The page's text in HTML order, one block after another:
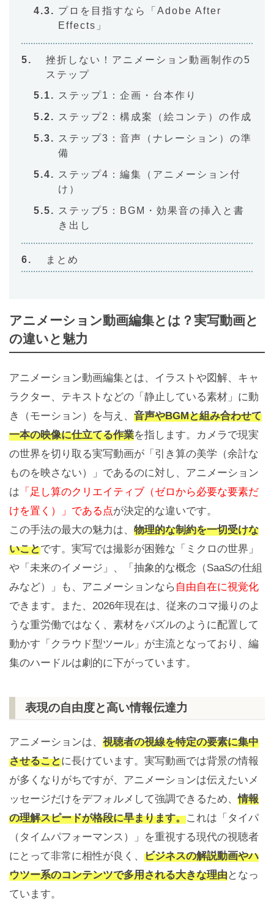
プロを目指すなら「Adobe After
Effects」
挫折しない！アニメーション動画制作の5
ステップ
ステップ1：企画・台本作り
ステップ2：構成案（絵コンテ）の作成
ステップ3：音声（ナレーション）の準
備
ステップ4：編集（アニメーション付
け）
ステップ5：BGM・効果音の挿入と書
き出し
まとめ
アニメーション動画編集とは？実写動画と
の違いと魅力
アニメーション動画編集とは、イラストや図解、キャ
ラクター、テキストなどの「静止している素材」に動
き（モーション）を与え、 音声やBGMと組み合わせて
一本の映像に仕立てる作業を指します。カメラで現実
の世界を切り取る実写動画が「引き算の美学（余計な
ものを映さない）」であるのに対し、アニメーション
は 「足し算のクリエイティブ（ゼロから必要な要素だ
けを置く）」である点が決定的な違いです。
この手法の最大の魅力は、 物理的な制約を一切受けな
いことです。実写では撮影が困難な「ミクロの世界」
や「未来のイメージ」、「抽象的な概念（SaaSの仕組
みなど）」も、アニメーションなら 自由自在に視覚化
できます。また、2026年現在は、従来のコマ撮りのよ
うな重労働ではなく、素材をパズルのように配置して
動かす「クラウド型ツール」が主流となっており、編
集のハードルは劇的に下がっています。
表現の自由度と高い情報伝達力
アニメーションは、 視聴者の視線を特定の要素に集中
させることに長けています。実写動画では背景の情報
が多くなりがちですが、アニメーションは伝えたいメ
ッセージだけをデフォルメして強調できるため、情報
の理解スピードが格段に早まります。これは「タイパ
（タイムパフォーマンス）」を重視する現代の視聴者
にとって非常に相性が良く、 ビジネスの解説動画やハ
ウツー系のコンテンツで多用される大きな理由となっ
ています。